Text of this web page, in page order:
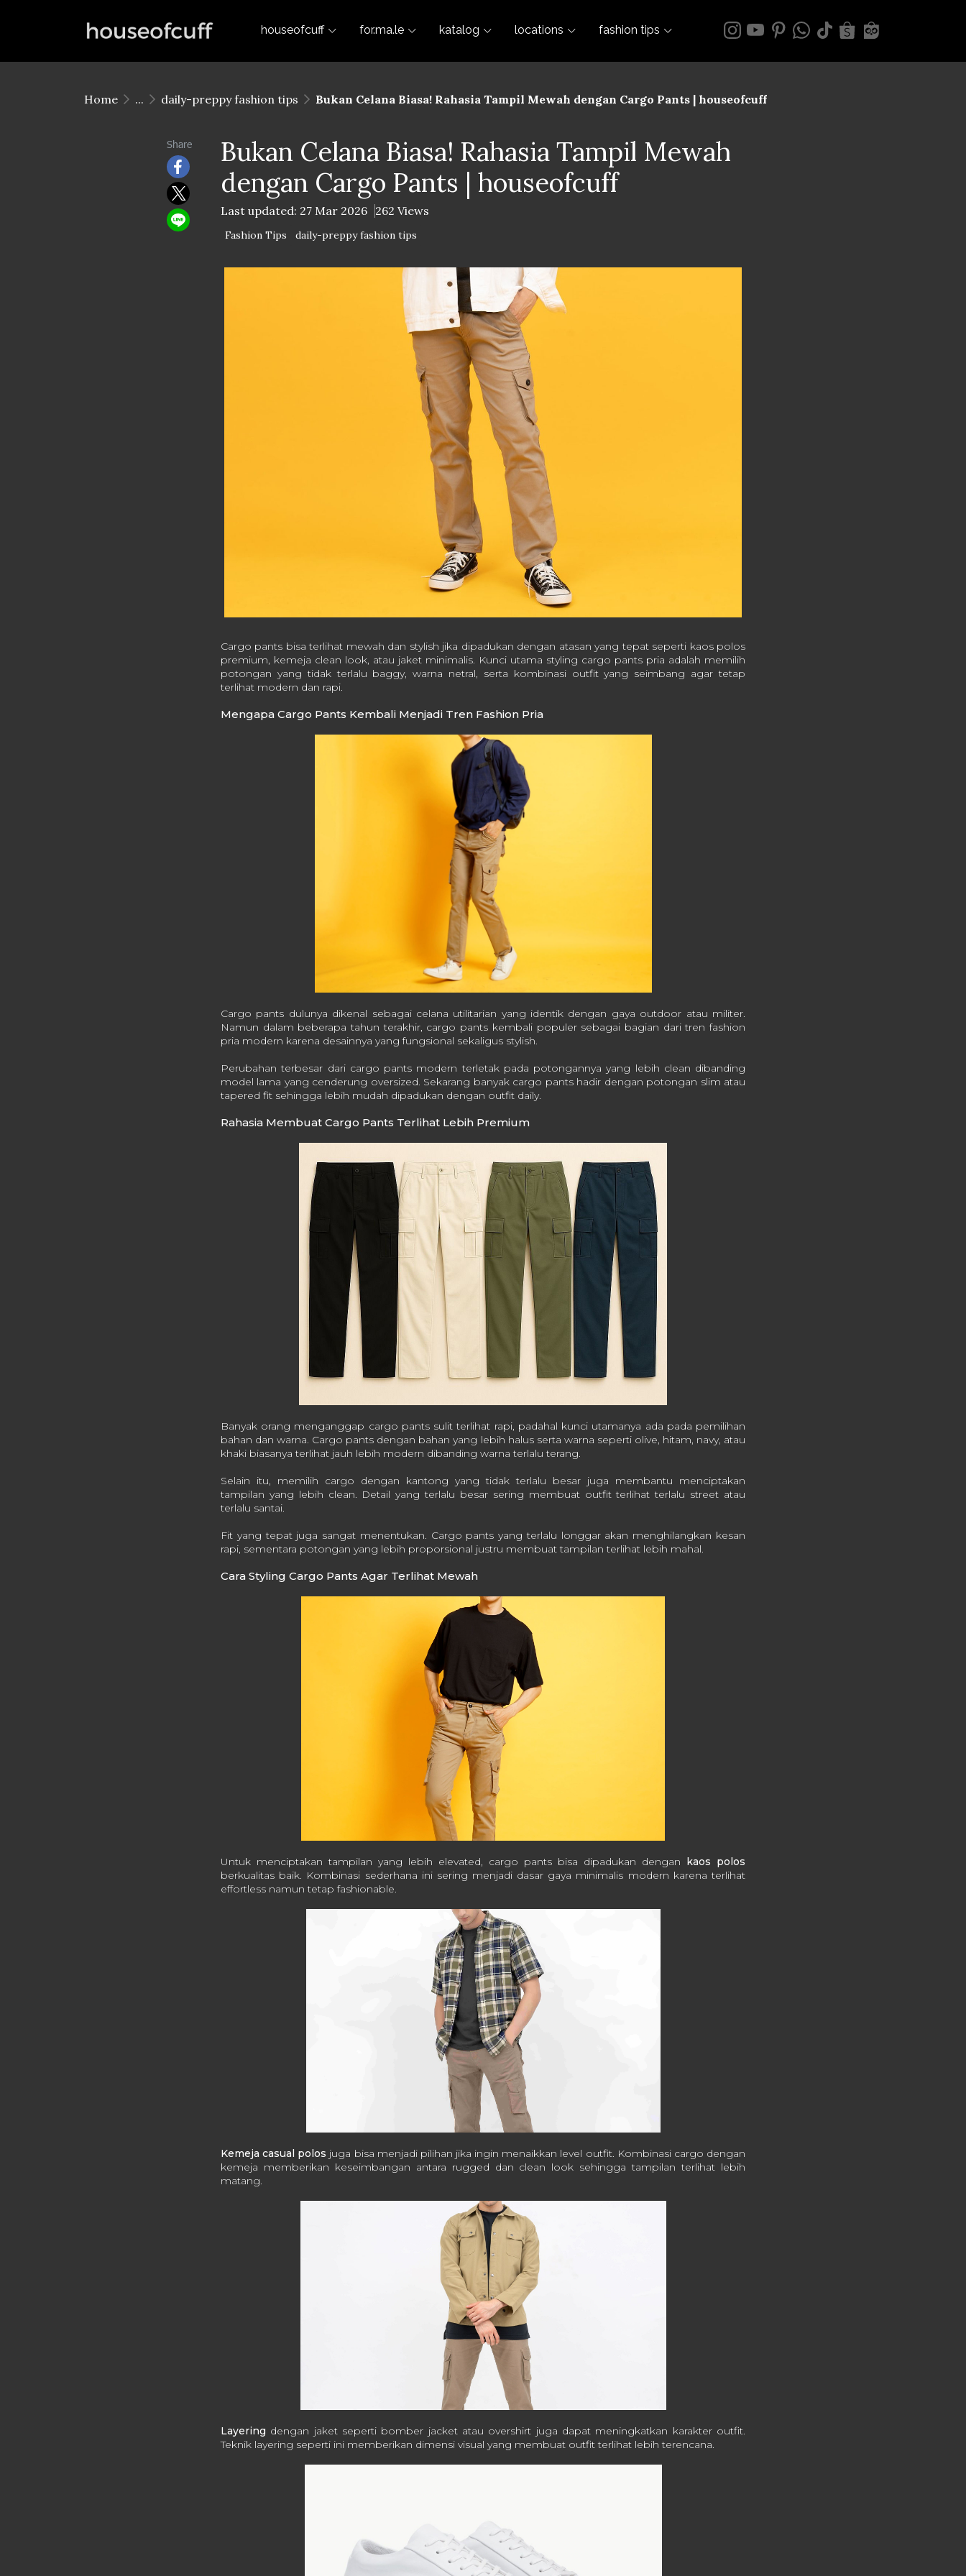
houseofcuff for.ma.le katalog locations fashion tips
Home ... daily-preppy fashion tips Bukan Celana Biasa! Rahasia Tampil Mewah dengan Cargo Pants | houseofcuff
Share
Bukan Celana Biasa! Rahasia Tampil Mewah
dengan Cargo Pants | houseofcuff
Last updated: 27 Mar 2026 262 Views
Fashion Tips daily-preppy fashion tips
Cargo pants bisa terlihat mewah dan stylish jika dipadukan dengan atasan yang tepat seperti kaos polos
premium, kemeja clean look, atau jaket minimalis. Kunci utama styling cargo pants pria adalah memilih
potongan yang tidak terlalu baggy, warna netral, serta kombinasi outfit yang seimbang agar tetap
terlihat modern dan rapi.
Mengapa Cargo Pants Kembali Menjadi Tren Fashion Pria
Cargo pants dulunya dikenal sebagai celana utilitarian yang identik dengan gaya outdoor atau militer.
Namun dalam beberapa tahun terakhir, cargo pants kembali populer sebagai bagian dari tren fashion
pria modern karena desainnya yang fungsional sekaligus stylish.
Perubahan terbesar dari cargo pants modern terletak pada potongannya yang lebih clean dibanding
model lama yang cenderung oversized. Sekarang banyak cargo pants hadir dengan potongan slim atau
tapered fit sehingga lebih mudah dipadukan dengan outfit daily.
Rahasia Membuat Cargo Pants Terlihat Lebih Premium
Banyak orang menganggap cargo pants sulit terlihat rapi, padahal kunci utamanya ada pada pemilihan
bahan dan warna. Cargo pants dengan bahan yang lebih halus serta warna seperti olive, hitam, navy, atau
khaki biasanya terlihat jauh lebih modern dibanding warna terlalu terang.
Selain itu, memilih cargo dengan kantong yang tidak terlalu besar juga membantu menciptakan
tampilan yang lebih clean. Detail yang terlalu besar sering membuat outfit terlihat terlalu street atau
terlalu santai.
Fit yang tepat juga sangat menentukan. Cargo pants yang terlalu longgar akan menghilangkan kesan
rapi, sementara potongan yang lebih proporsional justru membuat tampilan terlihat lebih mahal.
Cara Styling Cargo Pants Agar Terlihat Mewah
Untuk menciptakan tampilan yang lebih elevated, cargo pants bisa dipadukan dengan kaos polos
berkualitas baik. Kombinasi sederhana ini sering menjadi dasar gaya minimalis modern karena terlihat
effortless namun tetap fashionable.
Kemeja casual polos juga bisa menjadi pilihan jika ingin menaikkan level outfit. Kombinasi cargo dengan
kemeja memberikan keseimbangan antara rugged dan clean look sehingga tampilan terlihat lebih
matang.
Layering dengan jaket seperti bomber jacket atau overshirt juga dapat meningkatkan karakter outfit.
Teknik layering seperti ini memberikan dimensi visual yang membuat outfit terlihat lebih terencana.